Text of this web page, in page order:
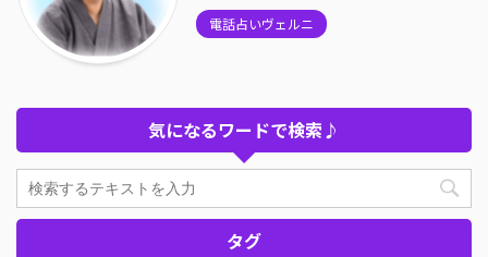
電話占いヴェルニ
気になるワードで検索♪
タグ